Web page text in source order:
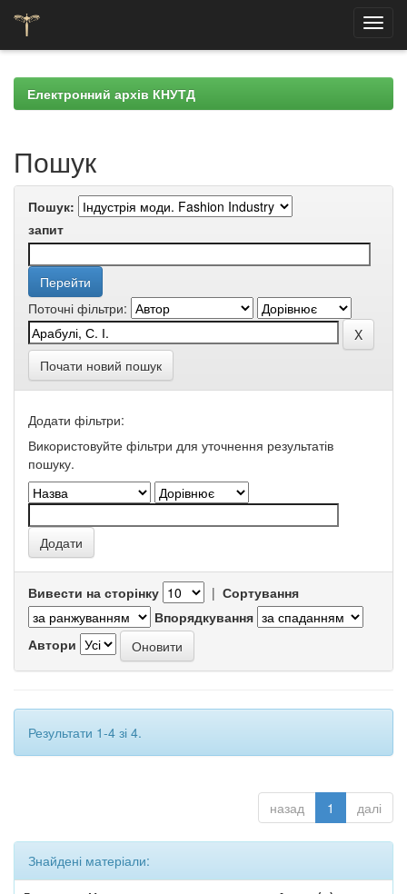
navigationЕлектронний архів КНУТД
Пошук
Пошук:
запит
Поточні фільтри:
Почати новий пошук
Додати фільтри:
Використовуйте фільтри для уточнення результатів
пошуку.
Вивести на сторінку | Сортування
Впорядкування
Автори
Результати 1-4 зі 4.
назад 1 далі
Знайдені матеріали: